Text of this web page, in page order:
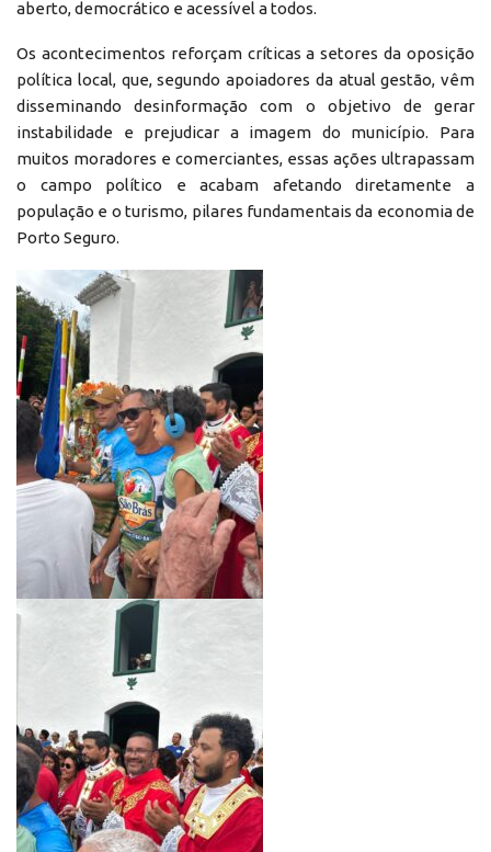
aberto, democrático e acessível a todos.
Os acontecimentos reforçam críticas a setores da oposição
política local, que, segundo apoiadores da atual gestão, vêm
disseminando desinformação com o objetivo de gerar
instabilidade e prejudicar a imagem do município. Para
muitos moradores e comerciantes, essas ações ultrapassam
o campo político e acabam afetando diretamente a
população e o turismo, pilares fundamentais da economia de
Porto Seguro.